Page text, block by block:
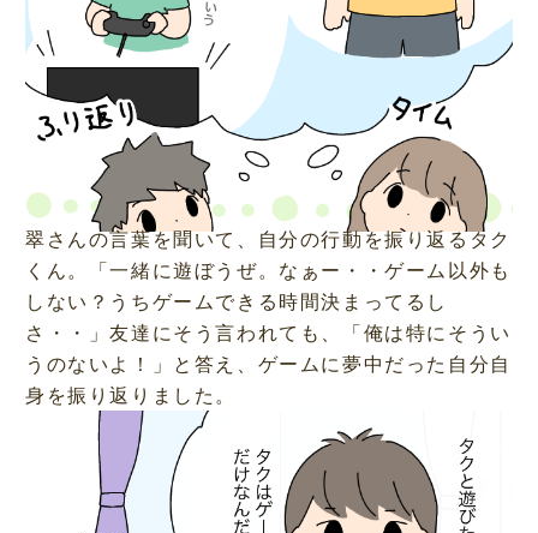
翠さんの言葉を聞いて、自分の行動を振り返るタク
くん。「一緒に遊ぼうぜ。なぁー・・ゲーム以外も
しない？うちゲームできる時間決まってるし
さ・・」友達にそう言われても、「俺は特にそうい
うのないよ！」と答え、ゲームに夢中だった自分自
身を振り返りました。